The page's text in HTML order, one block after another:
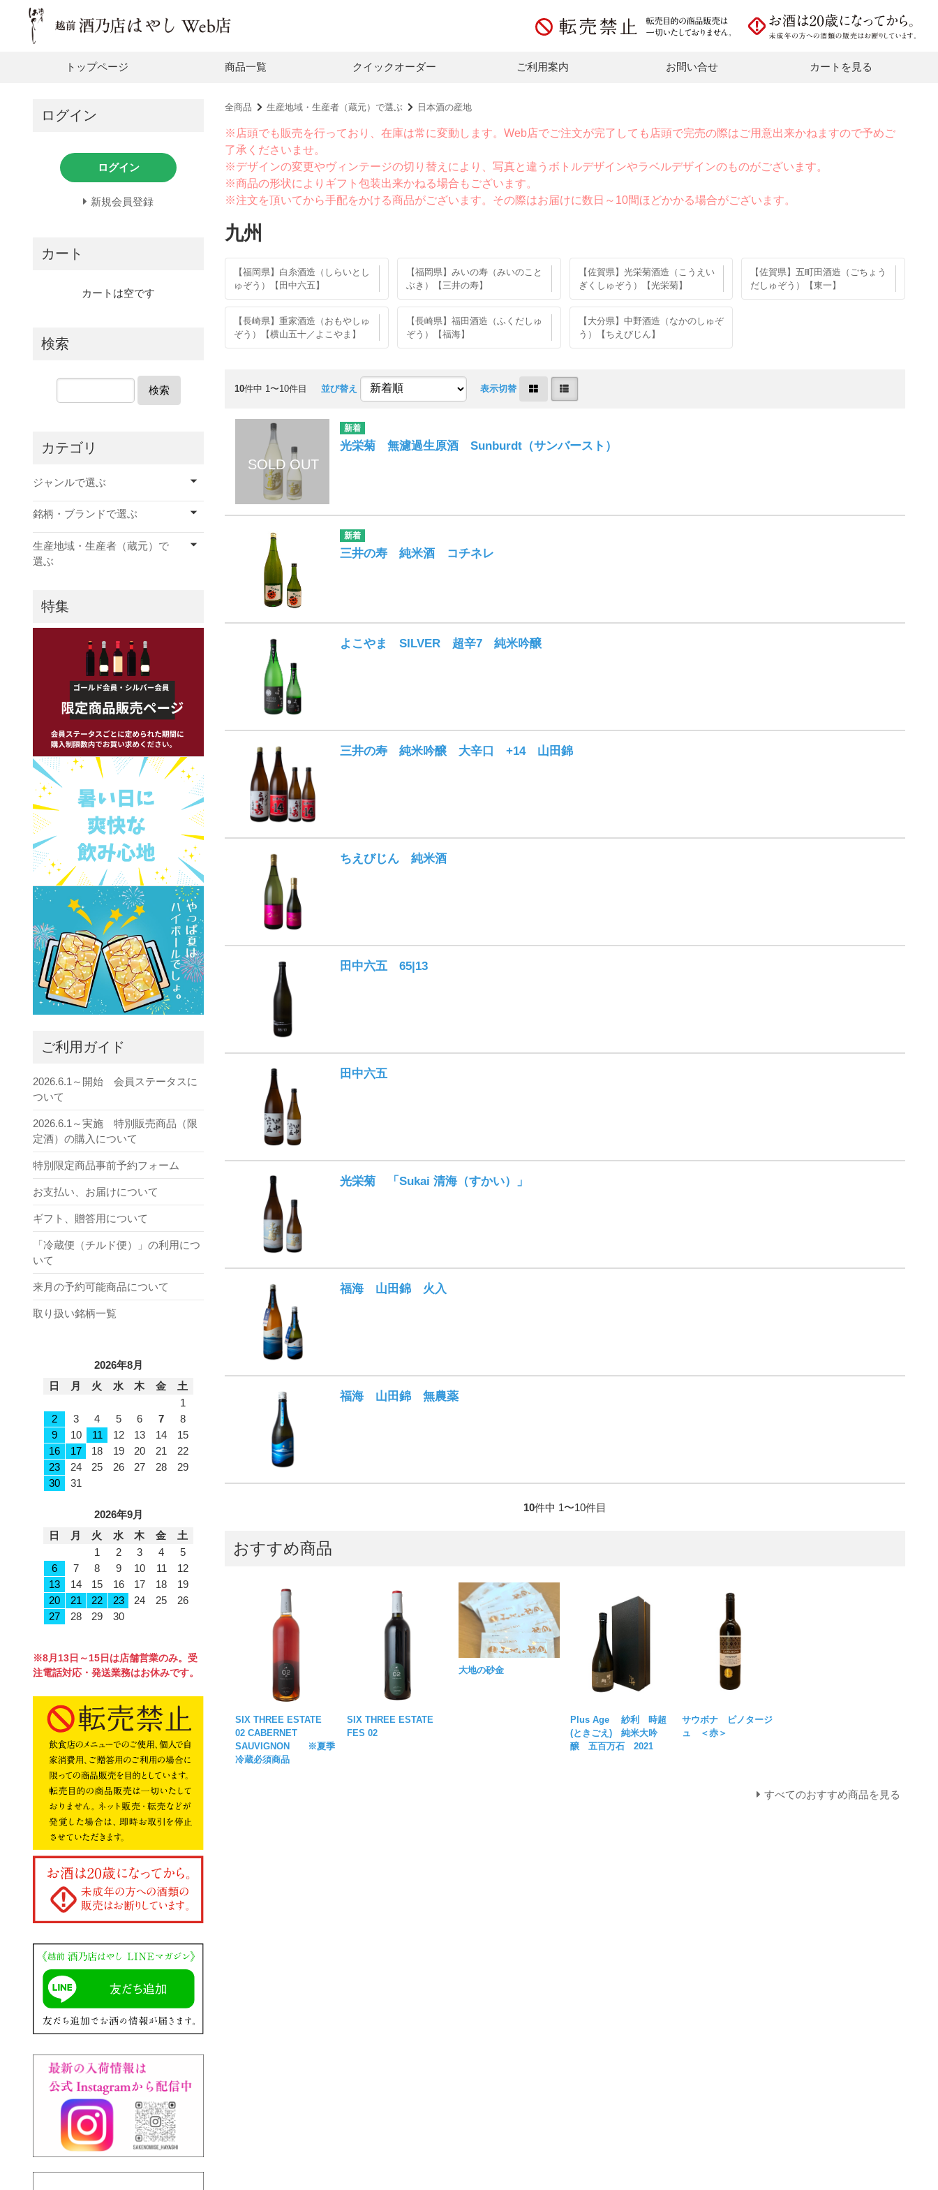
トップページ 商品一覧 クイックオーダー ご利用案内 お問い合せ カートを見る
全商品 生産地域・生産者（蔵元）で選ぶ 日本酒の産地
※店頭でも販売を行っており、在庫は常に変動します。Web店でご注文が完了しても店頭で完売の際はご用意出来かねますので予めご
了承くださいませ。
※デザインの変更やヴィンテージの切り替えにより、写真と違うボトルデザインやラベルデザインのものがございます。
※商品の形状によりギフト包装出来かねる場合もございます。
※注文を頂いてから手配をかける商品がございます。その際はお届けに数日～10間ほどかかる場合がございます。
九州
【福岡県】白糸酒造（しらいとし
ゅぞう）【田中六五】
【福岡県】みいの寿（みいのこと
ぶき）【三井の寿】
【佐賀県】光栄菊酒造（こうえい
ぎくしゅぞう）【光栄菊】
【佐賀県】五町田酒造（ごちょう
だしゅぞう）【東一】
【長崎県】重家酒造（おもやしゅ
ぞう）【横山五十／よこやま】
【長崎県】福田酒造（ふくだしゅ
ぞう）【福海】
【大分県】中野酒造（なかのしゅぞ
う）【ちえびじん】
10件中 1〜10件目 並び替え 表示切替
光栄菊 無濾過生原酒 Sunburdt（サンバースト）
三井の寿 純米酒 コチネレ
よこやま SILVER 超辛7 純米吟醸
三井の寿 純米吟醸 大辛口 +14 山田錦
ちえびじん 純米酒
田中六五 65|13
田中六五
光栄菊 「Sukai 清海（すかい）」
福海 山田錦 火入
福海 山田錦 無農薬
10件中 1〜10件目
おすすめ商品
SIX THREE ESTATE
02 CABERNET
SAUVIGNON ※夏季
冷蔵必須商品
SIX THREE ESTATE
FES 02
大地の砂金
Plus Age 紗利 時超
(ときごえ) 純米大吟
醸 五百万石 2021
サウボナ ピノタージ
ュ ＜赤＞
すべてのおすすめ商品を見る
ログイン
ログイン
新規会員登録
カート
カートは空です
検索
検索
カテゴリ
ジャンルで選ぶ
銘柄・ブランドで選ぶ
生産地域・生産者（蔵元）で
選ぶ
特集
ご利用ガイド
2026.6.1～開始 会員ステータスに
ついて
2026.6.1～実施 特別販売商品（限
定酒）の購入について
特別限定商品事前予約フォーム
お支払い、お届けについて
ギフト、贈答用について
「冷蔵便（チルド便）」の利用につ
いて
来月の予約可能商品について
取り扱い銘柄一覧
2026年8月
日
月 火 水 木 金
土
1
2
3 4 5 6 7
8
9
10 11 12 13 14
15
16
17 18 19 20 21
22
23
24 25 26 27 28
29
30
31
2026年9月
日
月 火 水 木 金
土
1
2 3 4
5
6
7 8 9 10 11
12
13
14 15 16 17 18
19
20
21 22 23 24 25
26
27
28 29 30
※8月13日～15日は店舗営業のみ。受
注電話対応・発送業務はお休みです。